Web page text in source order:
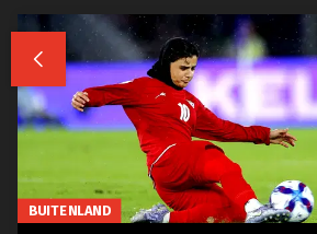

BUITENLAND